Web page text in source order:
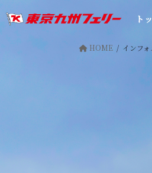
ン
ビ
ト
HOME インフ